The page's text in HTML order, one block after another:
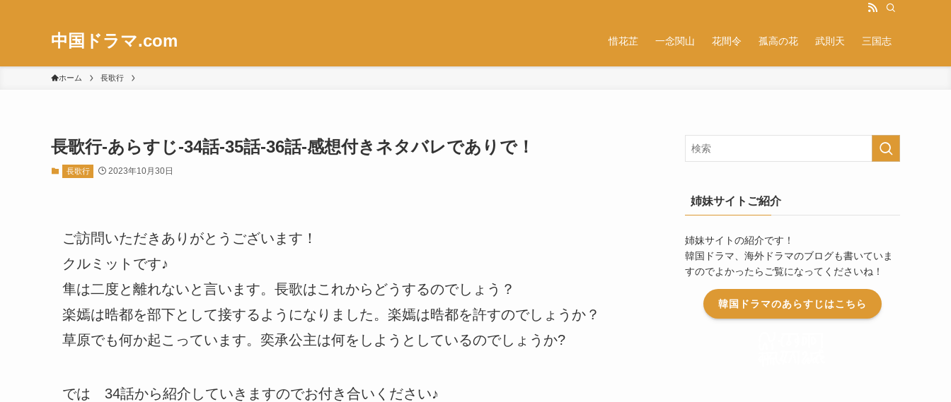
中国ドラマ.com 惜花芷 一念関山 花間令 孤高の花 武則天 三国志
ホーム 長歌行
長歌行-あらすじ-34話-35話-36話-感想付きネタバレでありで！
長歌行 2023年10月30日
ご訪問いただきありがとうございます！
クルミットです♪
隼は二度と離れないと言います。長歌はこれからどうするのでしょう？
楽嫣は晧都を部下として接するようになりました。楽嫣は晧都を許すのでしょうか？
草原でも何か起こっています。奕承公主は何をしようとしているのでしょうか?
では 34話から紹介していきますのでお付き合いください♪
姉妹サイトご紹介
姉妹サイトの紹介です！
韓国ドラマ、海外ドラマのブログも書いていま
すのでよかったらご覧になってくださいね！
韓国ドラマのあらすじはこちら